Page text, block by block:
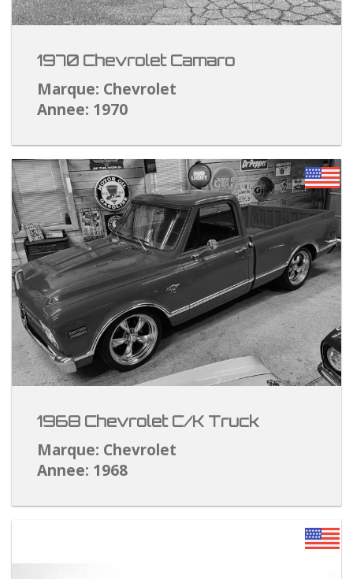
1970 Chevrolet Camaro
Marque: Chevrolet
Annee: 1970
1968 Chevrolet C/K Truck
Marque: Chevrolet
Annee: 1968